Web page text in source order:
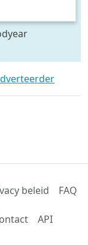
beleid FAQ
API